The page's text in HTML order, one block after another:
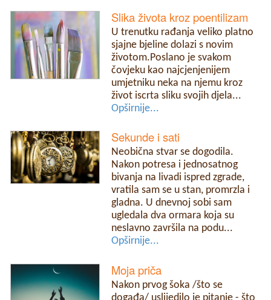
Slika života kroz poentilizam
U trenutku rađanja veliko platno
sjajne bjeline dolazi s novim
životom.Poslano je svakom
čovjeku kao najcjenjenijem
umjetniku neka na njemu kroz
život iscrta sliku svojih djela...
Opširnije...
Sekunde i sati
Neobična stvar se dogodila.
Nakon potresa i jednosatnog
bivanja na livadi ispred zgrade,
vratila sam se u stan, promrzla i
gladna. U dnevnoj sobi sam
ugledala dva ormara koja su
neslavno završila na podu...
Opširnije...
Moja priča
Nakon prvog šoka /što se
događa/ uslijedilo je pitanje - što